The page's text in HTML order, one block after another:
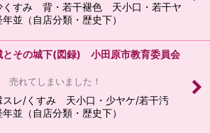
くすみ 背・若干褪色 天小口・若干ヤ
並（自店分類・歴史下）
とその城下(図録) 小田原市教育委員会
売れてしまいました！
スレ/くすみ 天小口・少ヤケ/若干汚
並（自店分類・歴史下）